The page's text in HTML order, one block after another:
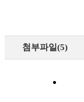
첨부파일(5)